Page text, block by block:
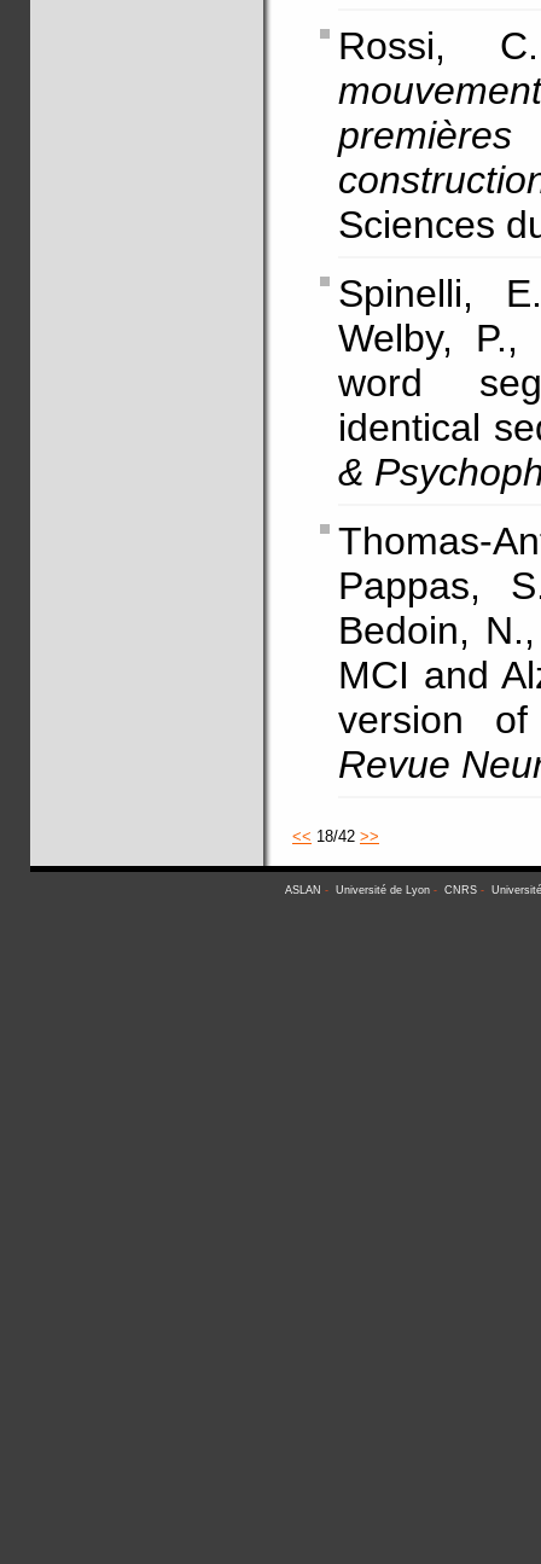
Rossi,
Sciences
Spinelli,
Welby,
word
identical
&
Thomas-
Pappas,
Bedoin,
MCI and
version
Revue
<< 18/42 >>
ASLAN - Université de Lyon - CNRS -